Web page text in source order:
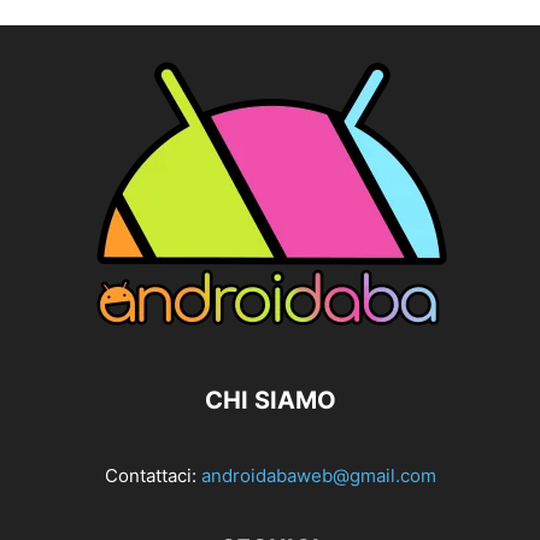
CHI SIAMO
Contattaci: androidabaweb@gmail.com